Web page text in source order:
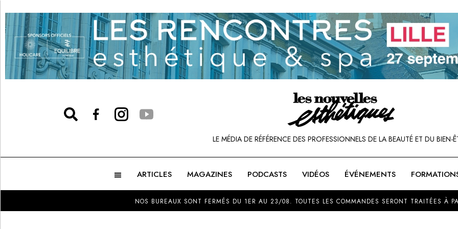
LE MÉDIA DE RÉFÉRENCE DES PROFESSIONNELS DE LA BEAUTÉ ET DU BIEN-
ARTICLES MAGAZINES PODCASTS VIDÉOS ÉVÉNEMENTS
NOS BUREAUX SONT FERMÉS DU 1ER AU 23/08. TOUTES LES COMMANDES SERONT TRAITÉES À